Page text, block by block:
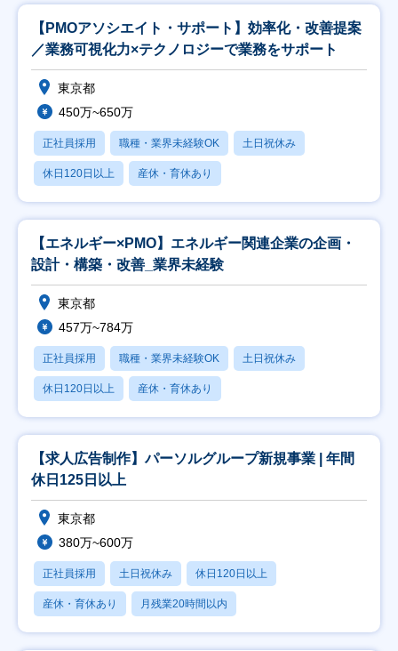
【PMOアソシエイト・サポート】効率化・改善提案
／業務可視化力×テクノロジーで業務をサポート
東京都
450万~650万
正社員採用 職種・業界未経験OK 土日祝休み
休日120日以上 産休・育休あり
【エネルギー×PMO】エネルギー関連企業の企画・
設計・構築・改善_業界未経験
東京都
457万~784万
正社員採用 職種・業界未経験OK 土日祝休み
休日120日以上 産休・育休あり
【求人広告制作】パーソルグループ新規事業 | 年間
休日125日以上
東京都
380万~600万
正社員採用 土日祝休み 休日120日以上
産休・育休あり 月残業20時間以内